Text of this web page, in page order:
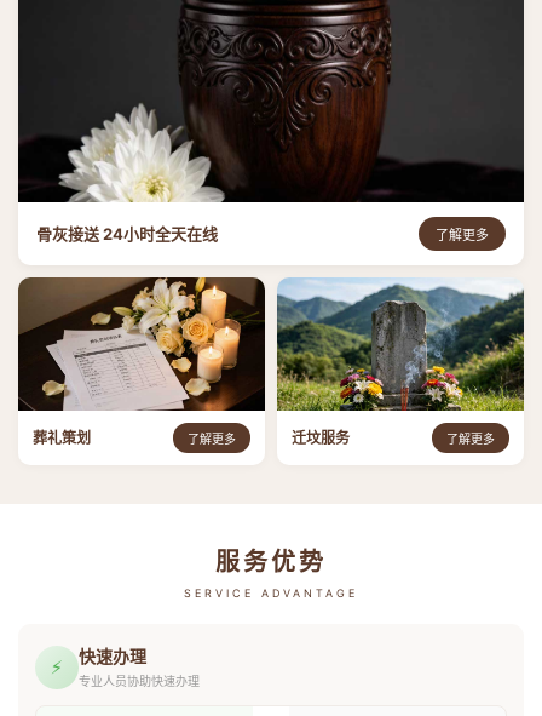
骨灰接送 24小时全天在线 了解更多
葬礼策划 了解更多 迁坟服务 了解更多
服务优势
SERVICE ADVANTAGE
⚡ 快速办理
专业人员协助快速办理